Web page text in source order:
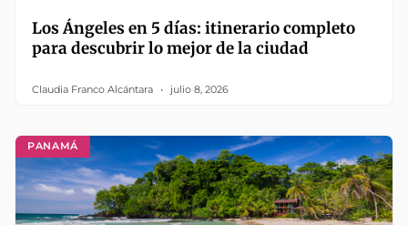
Los Ángeles en 5 días: itinerario completo
para descubrir lo mejor de la ciudad
Claudia Franco Alcántara julio 8, 2026
PANAMÁ